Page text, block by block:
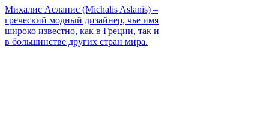
Михалис Асланис (Michalis Aslanis) –
греческий модный дизайнер, чье имя
широко известно, как в Греции, так и
в большинстве других стран мира.